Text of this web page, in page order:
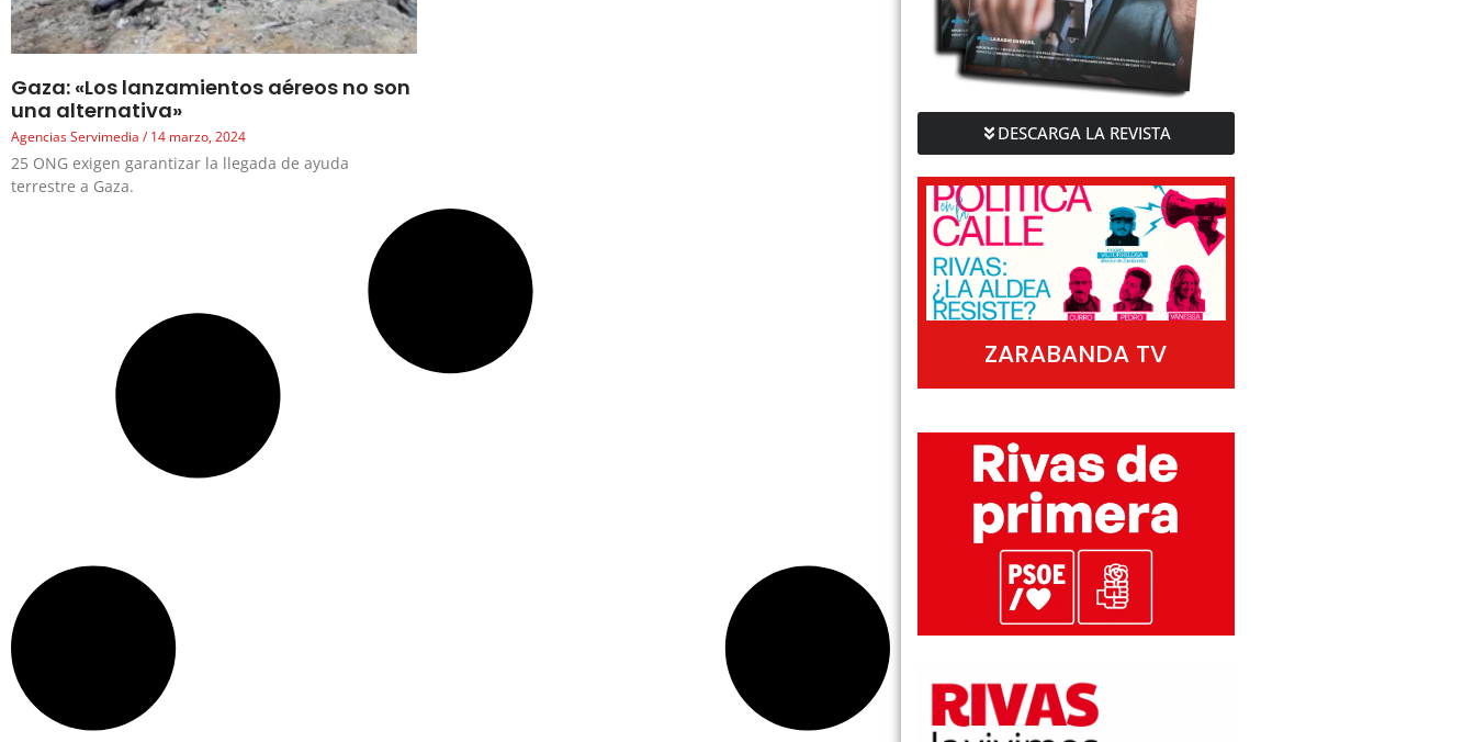
Gaza: «Los lanzamientos aéreos no son
una alternativa»
Agencias Servimedia 14 marzo, 2024
25 ONG exigen garantizar la llegada de ayuda
terrestre a Gaza.
DESCARGA LA REVISTA
ZARABANDA TV